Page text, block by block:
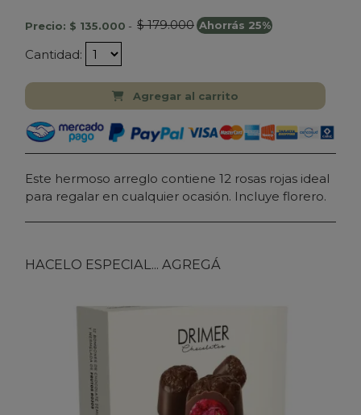
Precio: $ 135.000 - $ 179.000 Ahorrás 25%
Cantidad:
Agregar al carrito
Este hermoso arreglo contiene 12 rosas rojas ideal
para regalar en cualquier ocasión. Incluye florero.
HACELO ESPECIAL... AGREGÁ